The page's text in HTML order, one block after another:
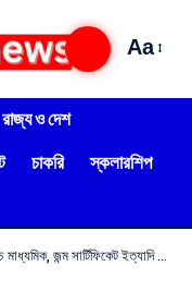
Aa
রাজ্য ও দেশ
চাকরি
স্কলারশিপ
ইত্যাদি ২৪ টি সার্টিফিকেট ডাউনলোড করুন